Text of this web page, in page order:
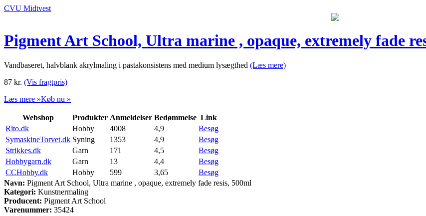
CVU Midtvest
Pigment Art School, Ultra marine , opaque, extremely fade
Vandbaseret, halvblank akrylmaling i pastakonsistens med medium lysægthed (Læs mere)
87 kr. (Vis fragtpris)
Læs mere »Køb nu »
Webshop Produkter Anmeldelser Bedømmelse Link
Rito.dk
Hobby 4008 4,9
Besøg
SymaskineTorvet.dk Syning 1353 4,9
Besøg
Strikkes.dk
Garn 171 4,5
Besøg
Hobbygarn.dk
Garn 13 4,4
Besøg
CCHobby.dk
Hobby 599 3,65
Besøg
Navn: Pigment Art School, Ultra marine , opaque, extremely fade resis, 500ml
Kategori: Kunstnermaling
Producent: Pigment Art School
Varenummer: 35424